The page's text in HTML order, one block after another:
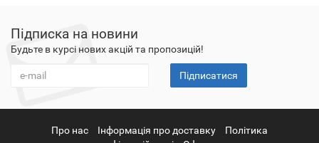
Підписка на новини
Будьте в курсі нових акцій та пропозицій!
Підписатися
Про нас Інформація про доставку
Політика